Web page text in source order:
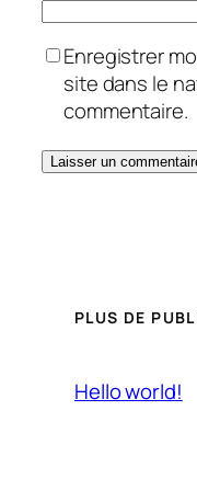
Enregistrer
site dans le
commentaire.
PLUS DE
Hello world!